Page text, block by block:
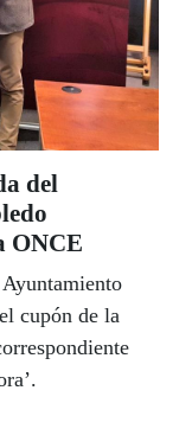
del
ONCE
cupón de la